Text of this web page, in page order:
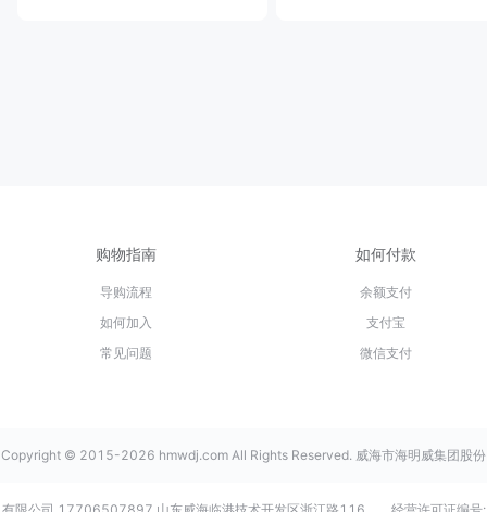
购物指南
导购流程
如何加入
常见问题
如何付款
余额支付
支付宝
微信支付
Copyright © 2015-2026 hmwdj.com All Rights Reserved. 威海市海明威集团股份